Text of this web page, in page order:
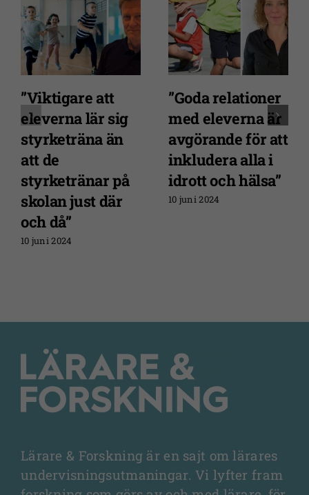
”Viktigare att
eleverna lär sig
styrketräna än
att de
styrketränar på
skolan just där
och då”
10 juni 2024
”Goda relationer
med eleverna är
avgörande för att
inkludera alla i
idrott och hälsa”
10 juni 2024
Lärare & Forskning är en sajt om lärares
undervisningsutmaningar. Vi lyfter fram